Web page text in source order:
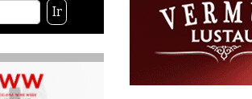
Ir